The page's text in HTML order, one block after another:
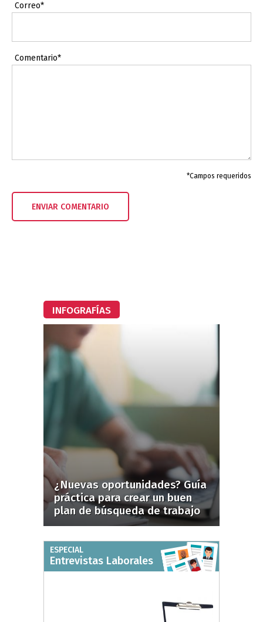
Correo*
Comentario*
*Campos requeridos
INFOGRAFÍAS
¿Nuevas oportunidades? Guía
práctica para crear un buen
plan de búsqueda de trabajo
ESPECIAL
Entrevistas Laborales